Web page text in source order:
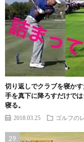
切り返しでクラブを寝か
手を真下に降ろすだけで
寝る。
2018.03.25 ゴルフの